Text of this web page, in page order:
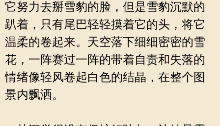
它努力去掰雪豹的脸，但是雪豹沉默的
趴着，只有尾巴轻轻摸着它的头，将它
温柔的卷起来。天空落下细细密密的雪
花，一阵赛过一阵的带着自责和失落的
情绪像轻风卷起白色的结晶，在整个图
景内飘洒。